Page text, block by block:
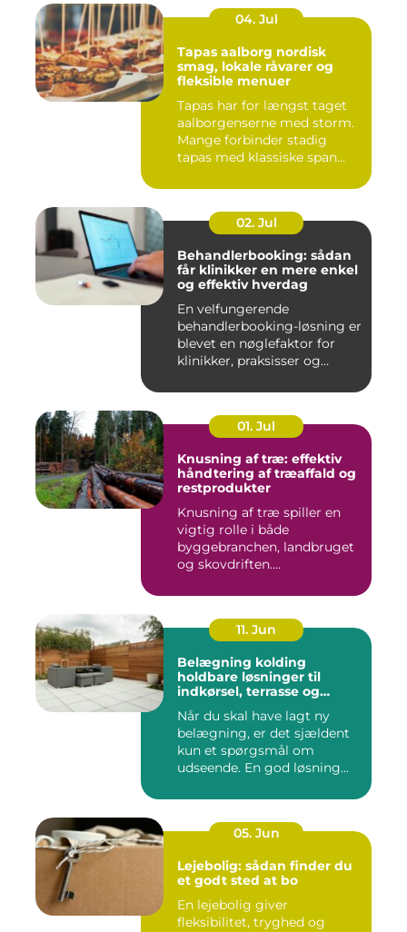
04. Jul
Tapas aalborg nordisk
smag, lokale råvarer og
fleksible menuer
Tapas har for længst taget
aalborgenserne med storm.
Mange forbinder stadig
tapas med klassiske span...
02. Jul
Behandlerbooking: sådan
får klinikker en mere enkel
og effektiv hverdag
En velfungerende
behandlerbooking-løsning er
blevet en nøglefaktor for
klinikker, praksisser og
01. Jul
Knusning af træ: effektiv
håndtering af træaffald og
restprodukter
Knusning af træ spiller en
vigtig rolle i både
byggebranchen, landbruget
og skovdriften....
11. Jun
Belægning kolding
holdbare løsninger til
indkørsel, terrasse og
Når du skal have lagt ny
belægning, er det sjældent
kun et spørgsmål om
udseende. En god løsning
05. Jun
Lejebolig: sådan finder du
et godt sted at bo
En lejebolig giver
fleksibilitet, tryghed og